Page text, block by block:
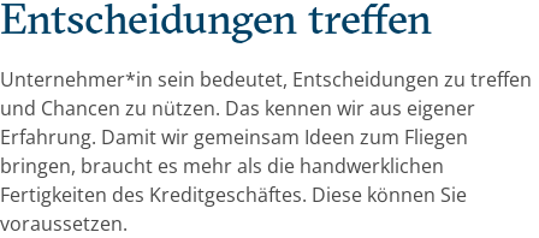
Entscheidungen treffen
Unternehmer*in sein bedeutet, Entscheidungen zu treffen
und Chancen zu nützen. Das kennen wir aus eigener
Erfahrung. Damit wir gemeinsam Ideen zum Fliegen
bringen, braucht es mehr als die handwerklichen
Fertigkeiten des Kreditgeschäftes. Diese können Sie
voraussetzen.